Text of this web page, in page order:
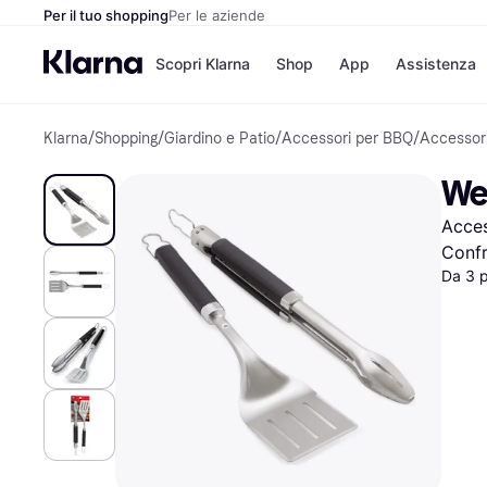
Per il tuo shoppingPer le aziende
Scopri Klarna
Opzioni di
Paga dopo 30 giorni
Finanziamento
Shop
Negozi
Unieuro
Media
eBay
Zalando
App Assistenza
Klarna/Shopping/Giardino e Patio/Accessori per BBQ/
Da 3